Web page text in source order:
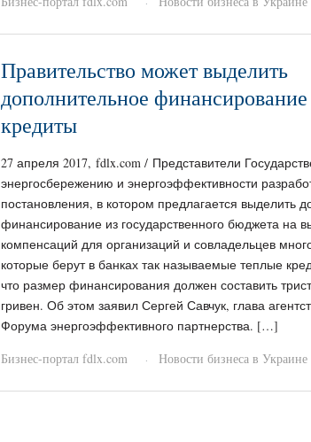
Правительство может выделить
дополнительное
кредиты
27 апреля 2017, fdlx.com / Представители
энергосбережению и энергоэффективности
постановления, в котором предлагается выделить
финансирование из государственного бюджета на
компенсаций для организаций и совладельцев
которые берут в банках так называемые теплые
что размер финансирования должен составить
гривен. Об этом заявил Сергей Савчук, глава
Форума энергоэффективного партнерства. […]
Бизнес-портал fdlx.com
· Новости бизнеса в Украине